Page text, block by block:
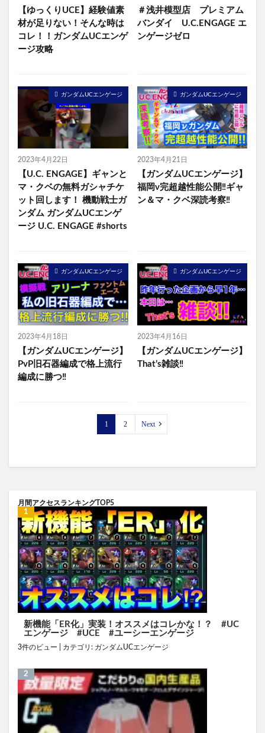
【ゆっくりUCE】経験値素
材が足りない！そんな時は
コレ！！ガンダムUCエンゲ
ージ攻略
＃浅井模型店 プレミアム
バンダイ U.C.ENGAGE エ
ンゲージゼロ
ガンダムUCエンゲージ
2023年4月22日
【U.C. ENGAGE】ギャンと
マ・クベの無料ガシャチケ
ット回します！ 機動戦士ガ
ンダム ガンダムUCエンゲ
ージ U.C. ENGAGE #shorts
ガンダムUCエンゲージ
2023年4月21日
【ガンダムUCエンゲージ】
福岡ν完超越性能公開‼️ギャ
ン＆マ・クベ深読考察‼️
ガンダムUCエンゲージ
2023年4月18日
【ガンダムUCエンゲージ】
PvP旧石器編成で格上流行
編成に勝つ‼️
ガンダムUCエンゲージ
2023年4月16日
【ガンダムUCエンゲージ】
That’s雑談‼️
1 2 Next
月間アクセスランキングTOP5
新機能「ER化」実装！オススメはコレかな！？ #UC
エンゲージ #UCE #ユーシーエンゲージ
3件のビュー カテゴリ: ガンダムUCエンゲージ